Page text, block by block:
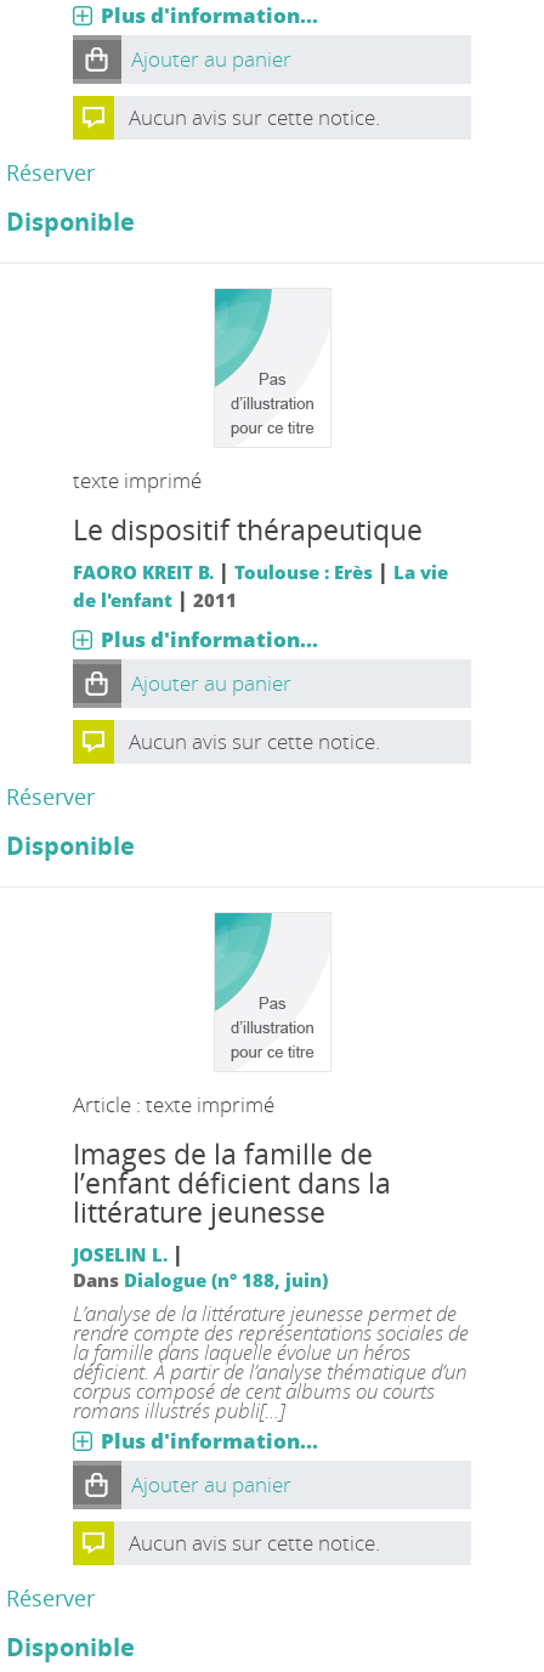
Plus d'information...
Ajouter au panier
Aucun avis sur cette notice.
Réserver
Disponible
texte imprimé
Le dispositif thérapeutique
FAORO KREIT B. | Toulouse : Erès| La vie
de l'enfant| 2011
Plus d'information...
Ajouter au panier
Aucun avis sur cette notice.
Réserver
Disponible
Article : texte imprimé
Images de la famille de
l’enfant déficient dans la
littérature jeunesse
JOSELIN L. |
Dans Dialogue (n° 188, juin)
L’analyse de la littérature jeunesse permet de
rendre compte des représentations sociales de
la famille dans laquelle évolue un héros
déficient. À partir de l’analyse thématique d’un
corpus composé de cent albums ou courts
romans illustrés publi[...]
Plus d'information...
Ajouter au panier
Aucun avis sur cette notice.
Réserver
Disponible